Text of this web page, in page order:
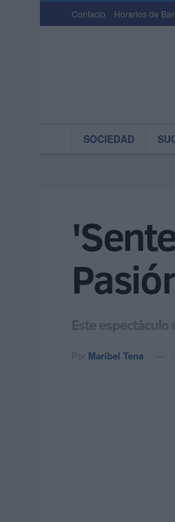
Contacto Horarios de
SOCIEDAD
Este
Por Maribel Tena